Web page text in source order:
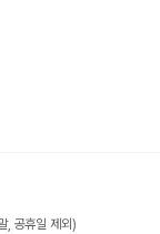
, 공휴일 제외)